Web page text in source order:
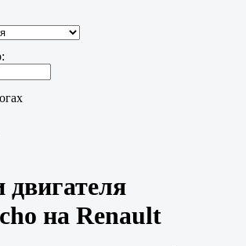
двигателя
на Renault